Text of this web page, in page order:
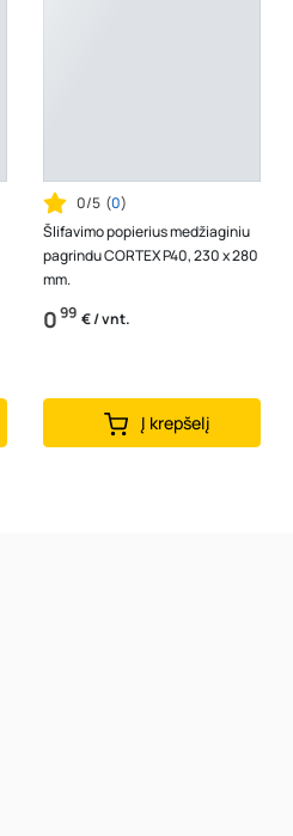
0/5 (0)
Šlifavimo popierius medžiaginiu
pagrindu CORTEX P40, 230 x 280
mm.
099 € / vnt.
Į krepšelį